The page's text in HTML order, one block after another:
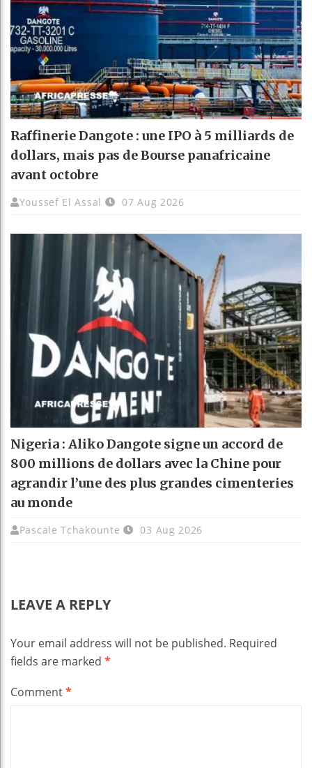
Raffinerie Dangote : une IPO à 5 milliards de
dollars, mais pas de Bourse panafricaine
avant octobre
Youssef El Assal 07 Aug 2026
Nigeria : Aliko Dangote signe un accord de
800 millions de dollars avec la Chine pour
agrandir l’une des plus grandes cimenteries
au monde
Pascale Tchakounte 03 Aug 2026
LEAVE A REPLY
Your email address will not be published. Required
fields are marked *
Comment*